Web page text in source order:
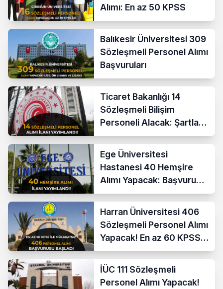
Alımı: En az 50 KPSS
Balıkesir Üniversitesi 309
Sözleşmeli Personel Alımı
Başvuruları
Ticaret Bakanlığı 14
Sözleşmeli Bilişim
Personeli Alacak: Şartlar
ve Ücretler
Ege Üniversitesi
Hastanesi 40 Hemşire
Alımı Yapacak: Başvuru
Şartları ve KPSS Puanı
Harran Üniversitesi 406
Sözleşmeli Personel Alımı
Yapacak! En az 60 KPSS
ve Lise
İÜC 111 Sözleşmeli
Personel Alımı Yapacak!